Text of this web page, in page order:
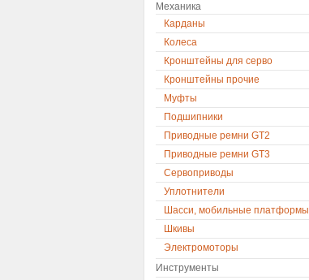
Механика
Карданы
Колеса
Кронштейны для серво
Кронштейны прочие
Муфты
Подшипники
Приводные ремни GT2
Приводные ремни GT3
Сервоприводы
Уплотнители
Шасси, мобильные платформы
Шкивы
Электромоторы
Инструменты